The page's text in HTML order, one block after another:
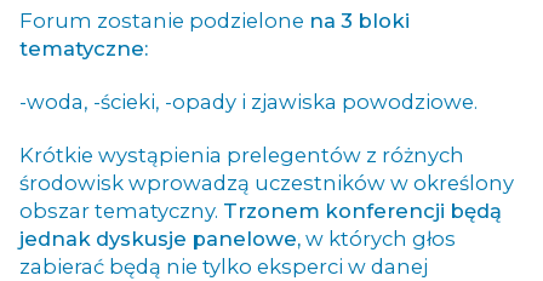
Forum zostanie podzielone na 3 bloki
tematyczne:
-woda, -ścieki, -opady i zjawiska powodziowe.
Krótkie wystąpienia prelegentów z różnych
środowisk wprowadzą uczestników w określony
obszar tematyczny. Trzonem konferencji będą
jednak dyskusje panelowe, w których głos
zabierać będą nie tylko eksperci w danej